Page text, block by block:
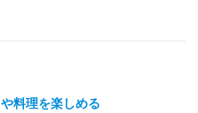
料理を楽しめる